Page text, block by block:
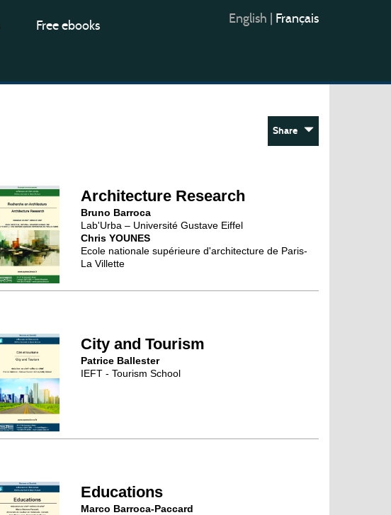
Free ebooks English Français
Share
Architecture Research
Bruno Barroca
Lab'Urba – Université Gustave Eiffel
Chris YOUNES
Ecole nationale supérieure d'architecture de Paris-
La Villette
City and Tourism
Patrice Ballester
IEFT - Tourism School
Educations
Marco Barroca-Paccard